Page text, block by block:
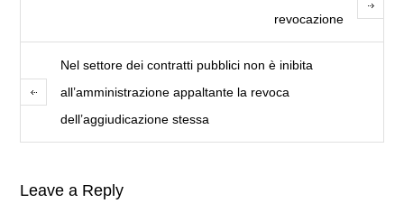
revocazione
Nel settore dei contratti pubblici non è inibita
all’amministrazione appaltante la revoca
dell’aggiudicazione stessa
Leave a Reply